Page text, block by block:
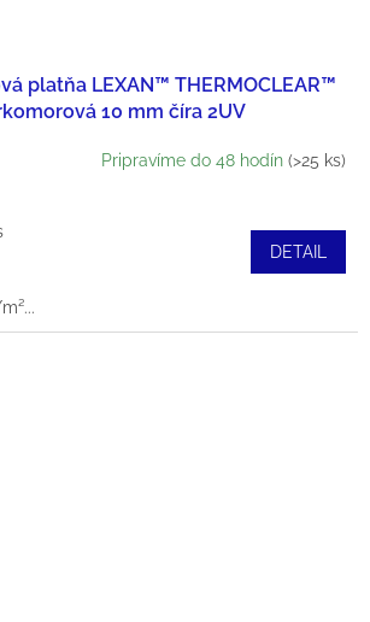
platňa LEXAN™ THERMOCLEAR™
10 mm číra 2UV
Pripravíme do 48 hodín (>25 ks)
DETAIL